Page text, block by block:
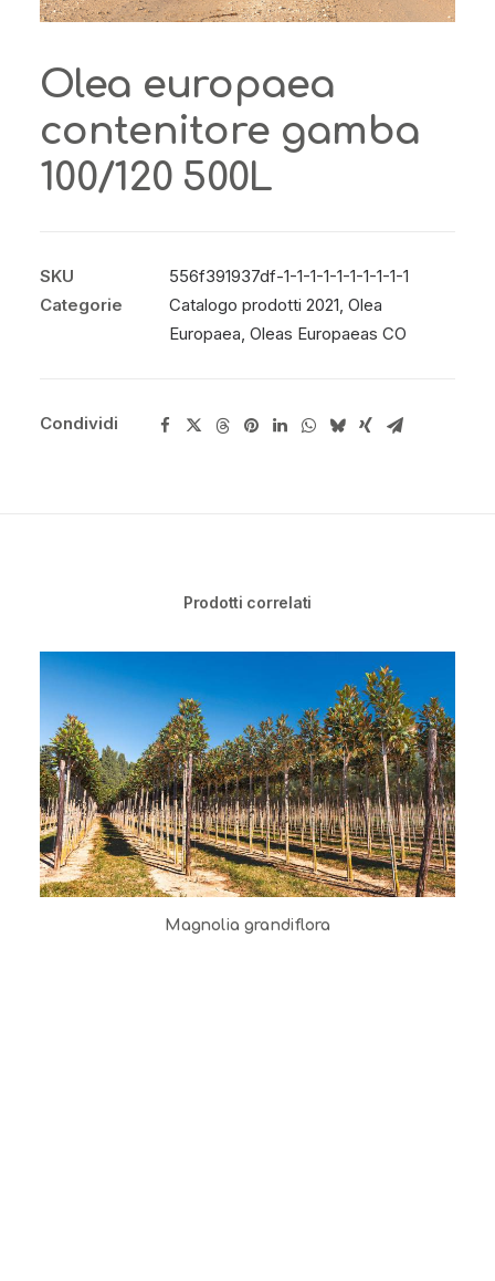
Olea europaea
contenitore gamba
100/120 500L
SKU
556f391937df-1-1-1-1-1-1-1-1-1-1
Categorie
Catalogo prodotti 2021, Olea
Europaea, Oleas Europaeas CO
Condividi
Prodotti correlati
Magnolia grandiflora